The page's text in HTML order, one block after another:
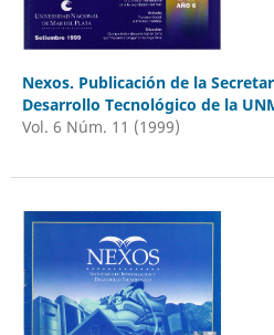
Nexos. Publicación de la
Desarrollo Tecnológico de la
Vol. 6 Núm. 11 (1999)